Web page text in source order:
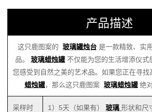
产品描述
这只鹿图案的 玻璃罐烛台 是一款精致、实
品。 玻璃蜡烛罐 不仅能为您的生活增添仪式
您感受到自然之美的艺术品。如果您正在寻找
蜡烛罐，那么这只鹿图案 玻璃蜡烛罐 绝
采样时
1）5天（如果有） 玻璃 形状和尺